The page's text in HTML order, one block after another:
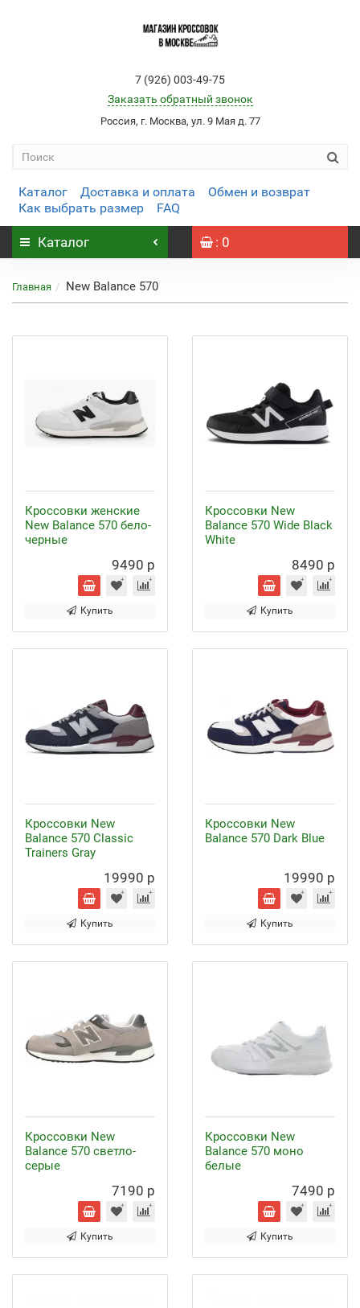
7 (926) 003-49-75
Заказать обратный звонок
Россия, г. Москва, ул. 9 Мая д. 77
Каталог Доставка и оплата
Обмен и возврат
Как выбрать размер
FAQ
Каталог : 0
Главная New Balance 570
Кроссовки женские
New Balance 570 бело-
черные
9490 р
Купить
Кроссовки New
Balance 570 Wide Black
White
8490 р
Купить
Кроссовки New
Balance 570 Classic
Trainers Gray
19990 р
Купить
Кроссовки New
Balance 570 Dark Blue
19990 р
Купить
Кроссовки New
Balance 570 светло-
серые
7190 р
Купить
Кроссовки New
Balance 570 моно
белые
7490 р
Купить